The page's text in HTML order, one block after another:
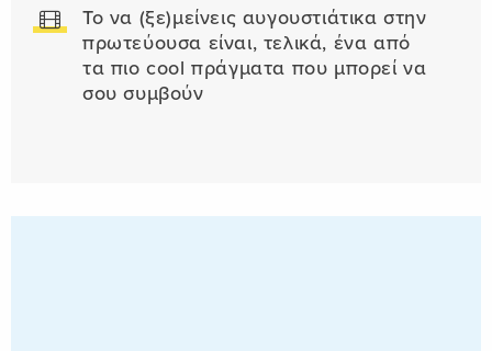
Το να (ξε)μείνεις αυγουστιάτικα στην
πρωτεύουσα είναι, τελικά, ένα από
τα πιο cool πράγματα που μπορεί να
σου συμβούν